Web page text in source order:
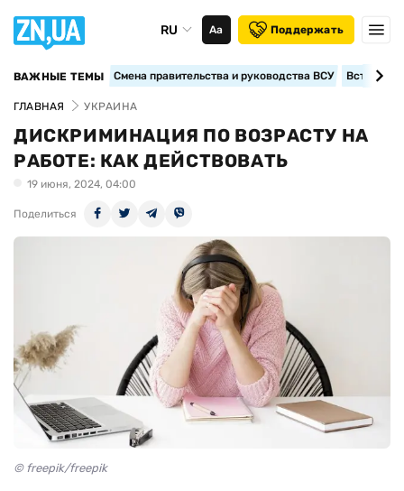
RU Аа Поддержать
ВАЖНЫЕ ТЕМЫ Смена правительства и руководства ВСУ
ГЛАВНАЯ УКРАИНА
ДИСКРИМИНАЦИЯ ПО ВОЗРАСТУ НА
РАБОТЕ: КАК ДЕЙСТВОВАТЬ
19 июня, 2024, 04:00
Поделиться
© freepik/freepik